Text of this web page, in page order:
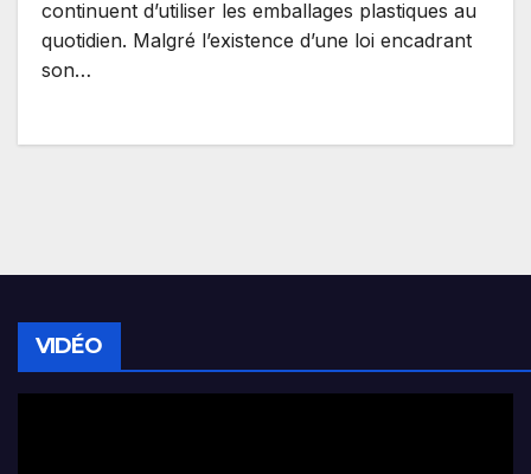
continuent d’utiliser les emballages plastiques au
quotidien. Malgré l’existence d’une loi encadrant
son…
VIDÉO